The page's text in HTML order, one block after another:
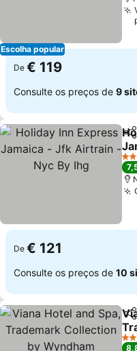
Escolha popular
De € 119
Consulte os preços de 9
3
De € 121
Consulte os preços de 10
4